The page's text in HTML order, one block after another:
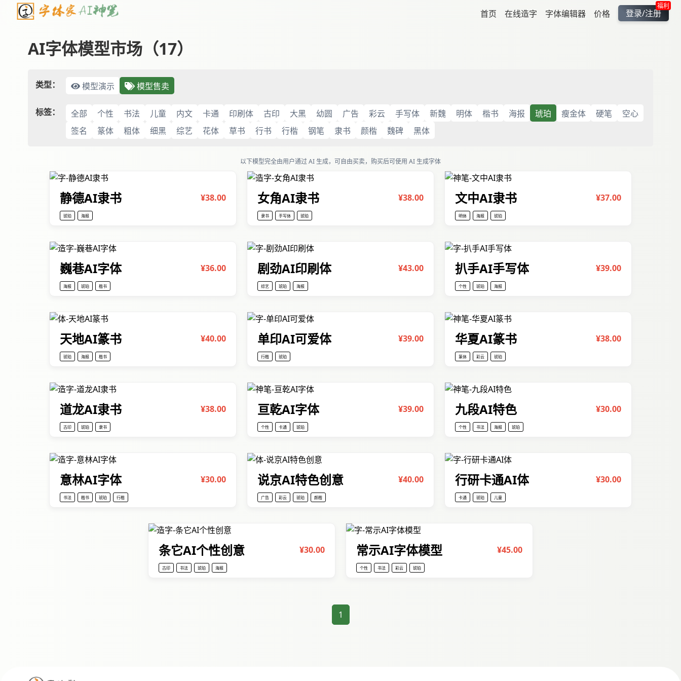
首页 在线造字 字体编辑器 价格
福利
登录/注册
AI字体模型市场（17）
类型： 模型演示 模型售卖
标签： 全部 个性 书法 儿童 内文 卡通 印刷体 古印 大黑 幼圆 广告 彩云 手写体 新魏 明体 楷书 海报 琥珀 瘦金体 硬笔
空心
签名
篆体 粗体 细黑 综艺 花体 草书 行书 行楷 钢笔 隶书 颜楷 魏碑 黑体
以下模型完全由用户通过 AI 生成，可自由买卖，购买后可使用 AI 生成字体
静德AI隶书 ¥38.00
琥珀 海报
女角AI隶书 ¥38.00
隶书 手写体 琥珀
文中AI隶书 ¥37.00
明体 海报 琥珀
巍巷AI字体 ¥36.00
海报 琥珀 楷书
剧劲AI印刷体 ¥43.00
综艺 琥珀 海报
扒手AI手写体 ¥39.00
个性 琥珀 海报
天地AI篆书 ¥40.00
琥珀 海报 楷书
单印AI可爱体 ¥39.00
行楷 琥珀
华夏AI篆书 ¥38.00
篆体 彩云 琥珀
道龙AI隶书 ¥38.00
古印 琥珀 隶书
亘乾AI字体 ¥39.00
个性 卡通 琥珀
九段AI特色 ¥30.00
个性 书法 海报 琥珀
意林AI字体 ¥30.00
书法 楷书 琥珀 行楷
说京AI特色创意 ¥40.00
广告 彩云 琥珀 颜楷
行研卡通AI体 ¥30.00
卡通 琥珀 儿童
条它AI个性创意 ¥30.00
古印 书法 琥珀 海报
常示AI字体模型 ¥45.00
个性 书法 彩云 琥珀
1